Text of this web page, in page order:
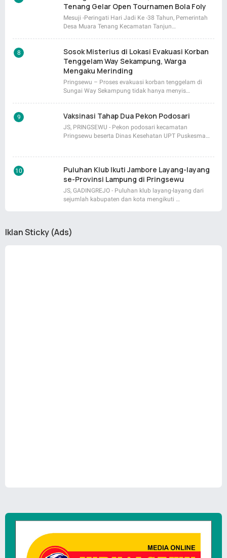
Tenang Gelar Open Tournamen Bola Foly
Mesuji -Peringati Hari Jadi Ke -38 Tahun, Pemerintah
Desa Muara Tenang Kecamatan Tanjun…
Sosok Misterius di Lokasi Evakuasi Korban
Tenggelam Way Sekampung, Warga
Mengaku Merinding
Pringsewu – Proses evakuasi korban tenggelam di
Sungai Way Sekampung tidak hanya menyis…
Vaksinasi Tahap Dua Pekon Podosari
JS, PRINGSEWU - Pekon podosari kecamatan
Pringsewu beserta Dinas Kesehatan UPT Puskesma…
Puluhan Klub Ikuti Jambore Layang-layang
se-Provinsi Lampung di Pringsewu
JS, GADINGREJO - Puluhan klub layang-layang dari
sejumlah kabupaten dan kota mengikuti …
Iklan Sticky (Ads)